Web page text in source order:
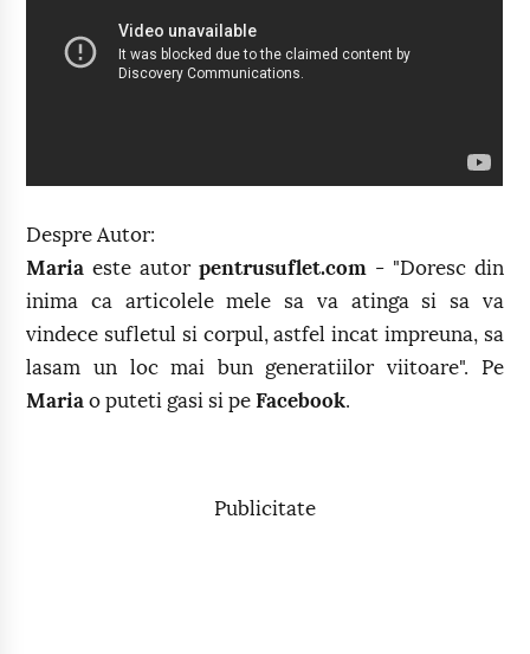
Despre Autor:
Maria este autor pentrusuflet.com - "Doresc din
inima ca articolele mele sa va atinga si sa va
vindece sufletul si corpul, astfel incat impreuna, sa
lasam un loc mai bun generatiilor viitoare". Pe
Maria o puteti gasi si peFacebook.
Publicitate